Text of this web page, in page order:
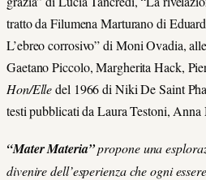
tratto da Filumena Marturano di
L’ebreo corrosivo” di Moni Ovadia,
Gaetano Piccolo, Margherita Hack,
Hon/Elledel 1966 di Niki De Saint
testi pubblicati da Laura Testoni, Anna
“Mater Materia”propone una
divenire dell’esperienza che ogni